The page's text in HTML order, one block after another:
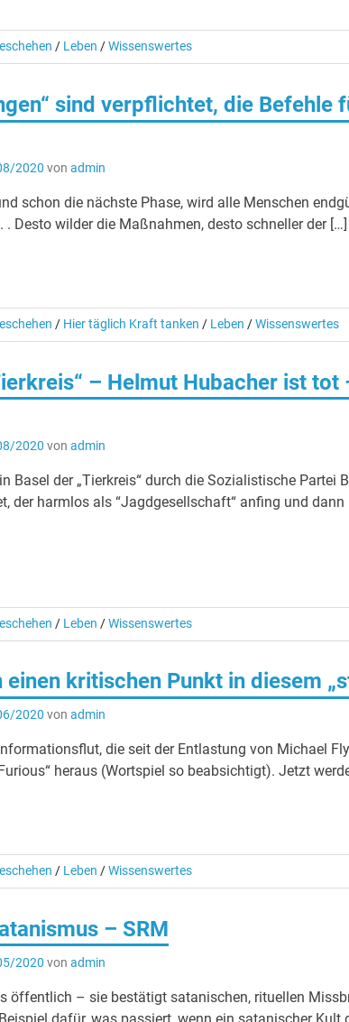
/ Leben /Wissenswertes
sind verpflichtet, die Befehle
2020 von admin
schon die nächste Phase, wird alle Menschen
. Desto wilder die Maßnahmen, desto schneller der […]
/ Hier täglich Kraft tanken / Leben /Wissenswertes
– Helmut Hubacher ist
2020 von admin
Basel der „Tierkreis“ durch die Sozialistische Partei
der harmlos als “Jagdgesellschaft“ anfing und
/ Leben /Wissenswertes
kritischen Punkt in diesem
2020 von admin
die seit der Entlastung von Michael
heraus (Wortspiel so beabsichtigt). Jetzt
/ Leben /Wissenswertes
– SRM
2020 von admin
öffentlich – sie bestätigt satanischen, rituellen